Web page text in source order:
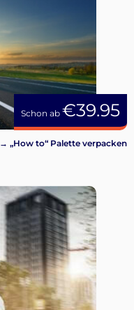
Schon ab €39.95
→ „How to“ Palette verpacken